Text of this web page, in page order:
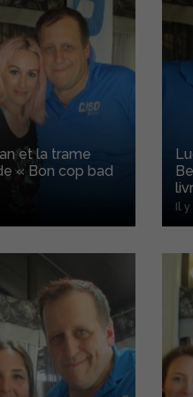
et la trame
« Bon cop bad
Il